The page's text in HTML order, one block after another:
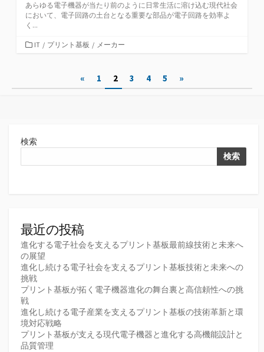
あらゆる電子機器が当たり前のように日常生活に溶け込む現代社会
において、電子回路の土台となる重要な部品が電子回路を効率よ
く...
カ
ー
IT / プリント基板 / メーカー
ペ
り
« 1 2 3 4 5 »
検索
検索
最近の投稿
進化する電子社会を支えるプリント基板最前線技術と未来へ
の展望
進化し続ける電子社会を支えるプリント基板技術と未来への
挑戦
プリント基板が拓く電子機器進化の舞台裏と高信頼性への挑
戦
進化し続ける電子産業を支えるプリント基板の技術革新と環
境対応戦略
プリント基板が支える現代電子機器と進化する高機能設計と
品質管理